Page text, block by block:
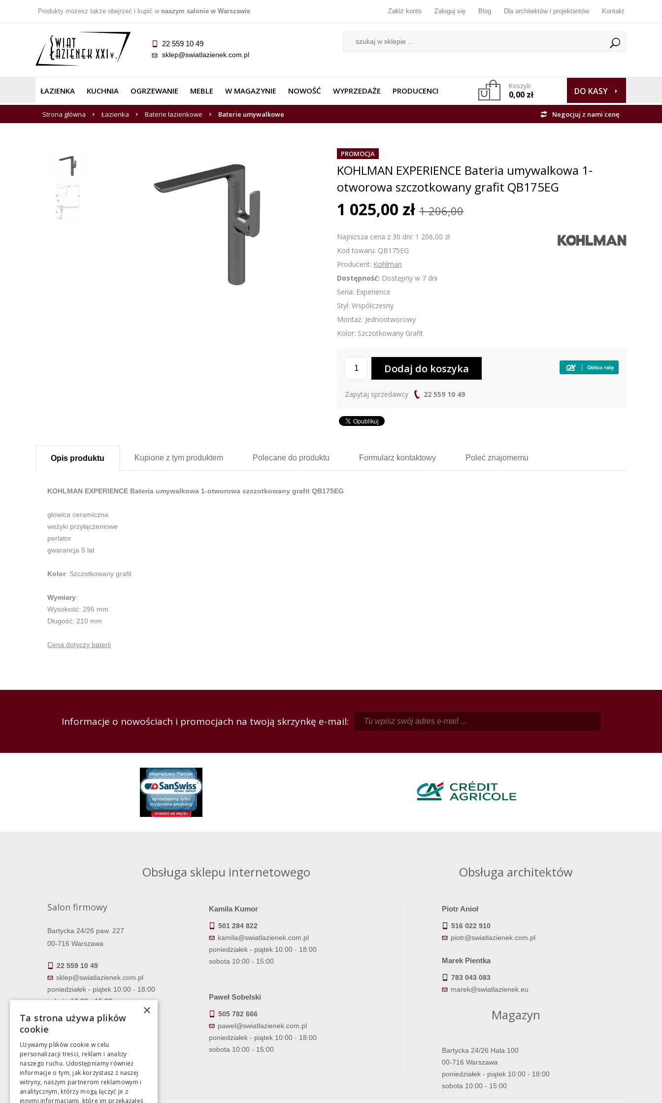
Produkty możesz także obejrzeć i kupić w naszym salonie w Warszawie Załóż konto Zaloguj się Blog Dla architektów i projektantów Kontakt
22 559 10 49
sklep@swiatlazienek.com.pl
ŁAZIENKA KUCHNIA OGRZEWANIE MEBLE W MAGAZYNIE NOWOŚĆ WYPRZEDAŻE PRODUCENCI Koszyk:
0,00 zł DO KASY
Strona główna Łazienka Baterie łazienkowe Baterie umywalkowe Negocjuj z nami cenę
PROMOCJA
KOHLMAN EXPERIENCE Bateria umywalkowa 1-
otworowa szczotkowany grafit QB175EG
1 025,00 zł 1 206,00
Najniższa cena z 30 dni: 1 206,00 zł
Kod towaru: QB175EG
Producent: Kohlman
Dostępność: Dostępny w 7 dni
Seria: Experience
Styl: Współczesny
Montaż: Jednootworowy
Kolor: Szczotkowany Grafit
Zapytaj sprzedawcy 22 559 10 49
Opis produktu Kupione z tym produktem Polecane do produktu Formularz kontaktowy Poleć znajomemu
KOHLMAN EXPERIENCE Bateria umywalkowa 1-otworowa szczotkowany grafit QB175EG
głowica ceramiczna
weżyki przyłączeniowe
perlator
gwarancja 5 lat
Kolor: Szczotkowany grafit
Wymiary:
Wysokość: 295 mm
Długość: 210 mm
Cena dotyczy baterii
Informacje o nowościach i promocjach na twoją skrzynkę e-mail:
Obsługa sklepu internetowego
Salon firmowy
Bartycka 24/26 paw. 227
00-716 Warszawa
22 559 10 49
sklep@swiatlazienek.com.pl
poniedziałek - piątek 10:00 - 18:00
sobota 10:00 - 15:00
Kamila Kumor
501 284 822
kamila@swiatlazienek.com.pl
poniedziałek - piątek 10:00 - 18:00
sobota 10:00 - 15:00
Paweł Sobelski
505 782 666
pawel@swiatlazienek.com.pl
poniedziałek - piątek 10:00 - 18:00
sobota 10:00 - 15:00
Obsługa architektów
Piotr Anioł
516 022 910
piotr@swiatlazienek.com.pl
Marek Pientka
783 043 083
marek@swiatlazienek.eu
Magazyn
Bartycka 24/26 Hala 100
00-716 Warszawa
poniedziałek - piątek 10:00 - 18:00
sobota 10:00 - 15:00
×
Ta strona używa plików
cookie
Używamy plików cookie w celu
personalizacji treści, reklam i analizy
naszego ruchu. Udostępniamy również
informacje o tym, jak korzystasz z naszej
witryny, naszym partnerom reklamowym i
analitycznym, którzy mogą łączyć je z
innymi informacjami, które im przekazałeś